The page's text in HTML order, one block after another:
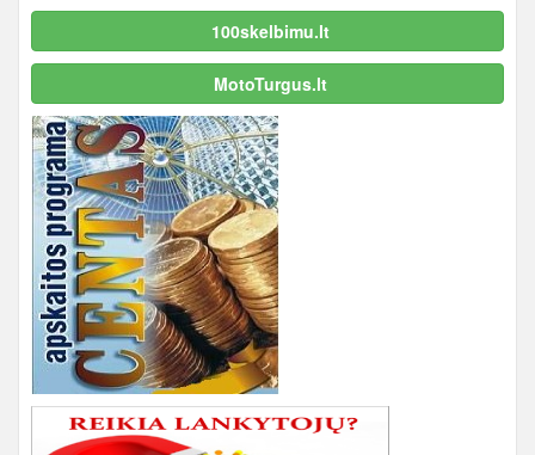
100skelbimu.lt
MotoTurgus.lt